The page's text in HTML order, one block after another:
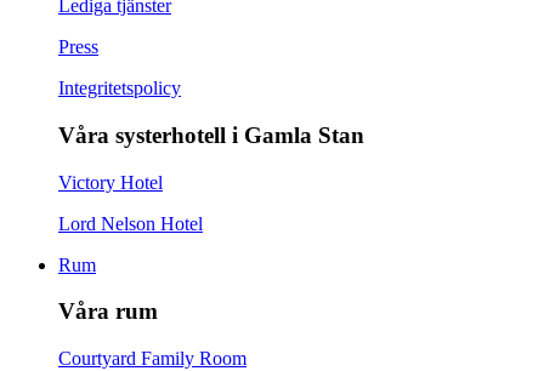
Lediga tjänster
Press
Integritetspolicy
Våra systerhotell i Gamla Stan
Victory Hotel
Lord Nelson Hotel
Rum
Våra rum
Courtyard Family Room